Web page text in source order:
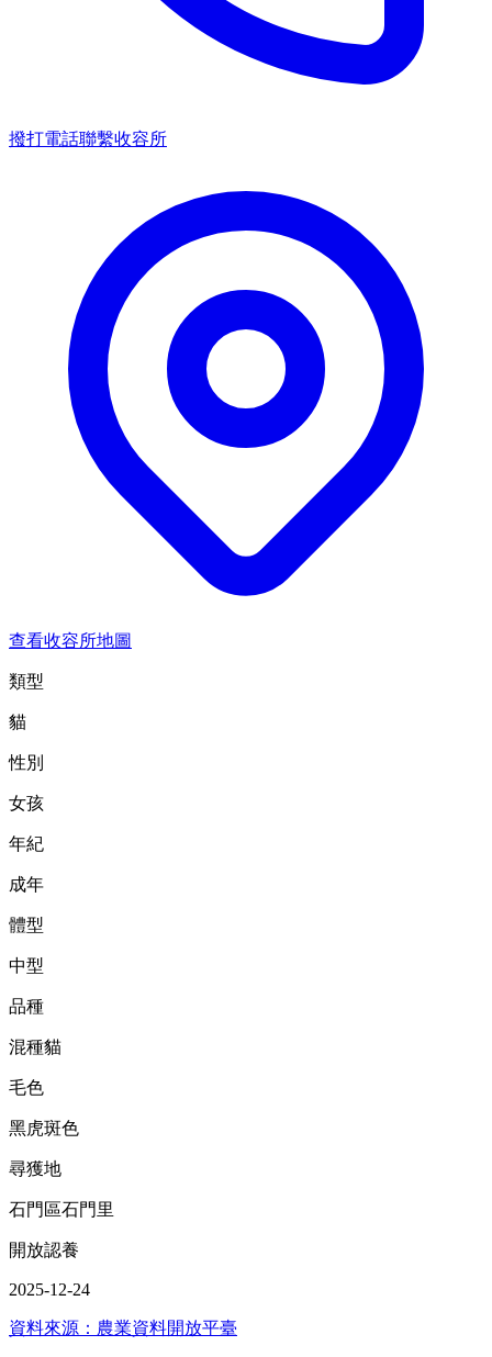
撥打電話聯繫收容所
查看收容所地圖
類型
貓
性別
女孩
年紀
成年
體型
中型
品種
混種貓
毛色
黑虎斑色
尋獲地
石門區石門里
開放認養
2025-12-24
資料來源：農業資料開放平臺